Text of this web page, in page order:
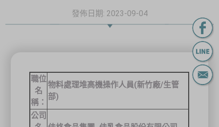
發佈日期: 2023-09-04
職位
名
稱：
物料處理堆高機操作人員(新竹廠/生管
部)
公司